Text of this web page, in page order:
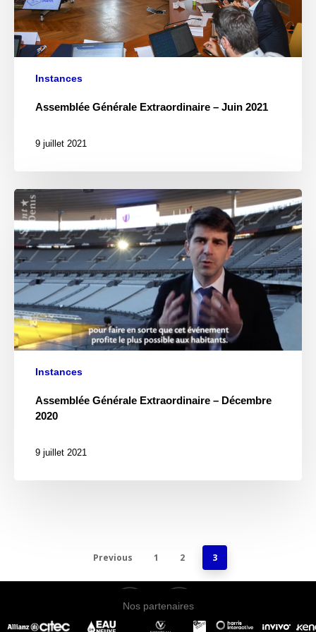
Instances
Assemblée Générale Extraordinaire – Juin 2021
9 juillet 2021
Instances
Assemblée Générale Extraordinaire – Décembre
2020
9 juillet 2021
Previous 1 2 3
Nos partenaires